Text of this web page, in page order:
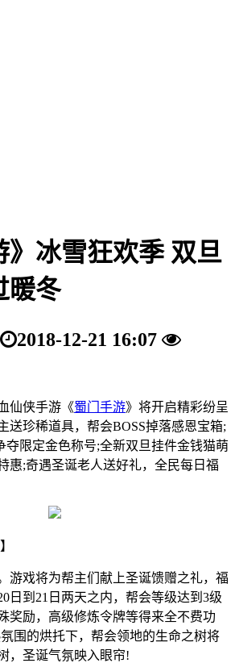
》冰雪狂欢季 双旦
暖冬
2018-12-21 16:07
仙侠手游《蜀门手游》将开启精彩纷呈
送珍稀道具，帮会BOSS掉落感恩宝箱;
夺限定金色称号;全新双旦挂件金钱猫萌
惠;奇遇圣诞老人送好礼，全民每日福
游戏将为帮主们献上圣诞馈赠之礼，福
日到21日两天之内，帮会等级达到3级
奖励，高级修炼令牌等得来全不费功
围的烘托下，帮会领地的生命之树将
，圣诞气氛映入眼帘!